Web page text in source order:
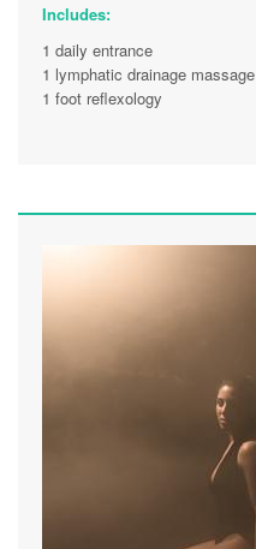
Includes:
1 daily entrance
1 lymphatic drainage massage
1 foot reflexology